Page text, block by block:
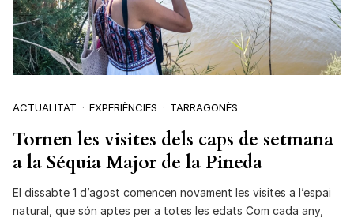
ACTUALITAT EXPERIÈNCIES TARRAGONÈS
Tornen les visites dels caps de setmana
a la Séquia Major de la Pineda
El dissabte 1 d’agost comencen novament les visites a l’espai
natural, que són aptes per a totes les edats Com cada any,